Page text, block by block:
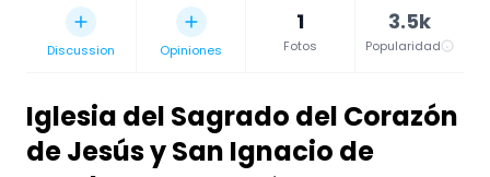
Discussion Opiniones
1
Fotos
3.5k
Popularidad
Iglesia del Sagrado del Corazón
de Jesús y San Ignacio de